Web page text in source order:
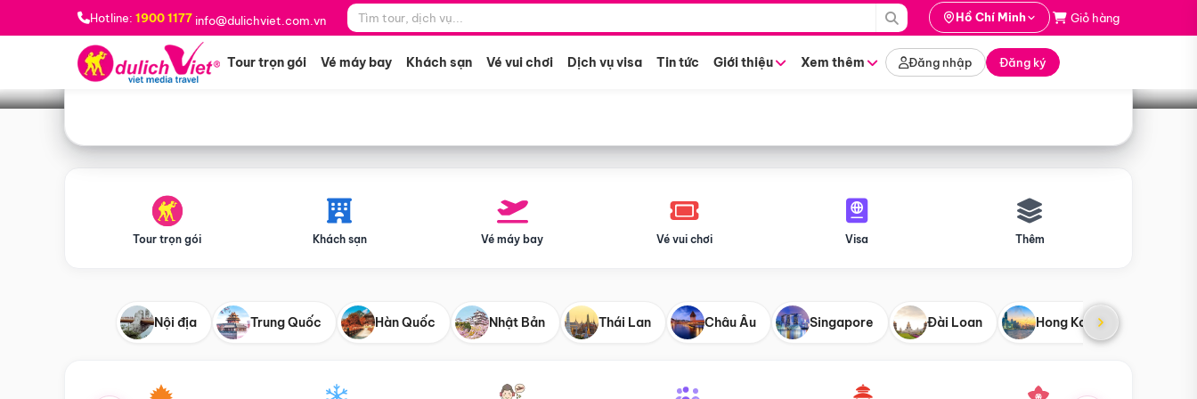
Hotline: 1900 1177 info@dulichviet.com.vn Hồ Chí Minh Giỏ hàng
Tour trọn gói Vé máy bay Khách sạn Vé vui chơi Dịch vụ visa Tin tức Giới thiệu Xem thêm Đăng nhập Đăng ký
Bạn muốn đi đâu? *
Tìm tour
Tour trọn gói Khách sạn Vé máy bay Vé vui chơi Visa Thêm
Nội địa Trung Quốc Hàn Quốc Nhật Bản Thái Lan Châu Âu Singapore Đài Loan Hong Kong